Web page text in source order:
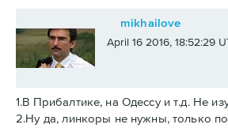
mikhailove
April 16 2016, 18:52:29
1.В Прибалтике, на Одессу и т.д. Не
2.Ну да, линкоры не нужны, только